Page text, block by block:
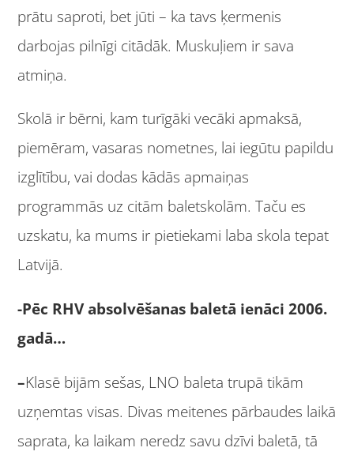
prātu saproti, bet jūti – ka tavs ķermenis
darbojas pilnīgi citādāk. Muskuļiem ir sava
atmiņa.
Skolā ir bērni, kam turīgāki vecāki apmaksā,
piemēram, vasaras nometnes, lai iegūtu papildu
izglītību, vai dodas kādās apmaiņas
programmās uz citām baletskolām. Taču es
uzskatu, ka mums ir pietiekami laba skola tepat
Latvijā.
-Pēc RHV absolvēšanas baletā ienāci 2006.
gadā…
–Klasē bijām sešas, LNO baleta trupā tikām
uzņemtas visas. Divas meitenes pārbaudes laikā
saprata, ka laikam neredz savu dzīvi baletā, tā